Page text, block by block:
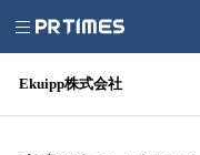
Ekuipp株式会社